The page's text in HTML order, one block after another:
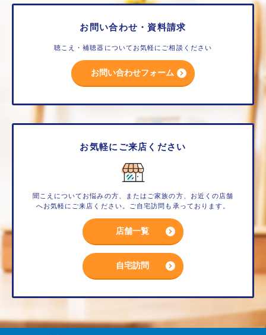
お問い合わせ・資料請求
聴こえ・補聴器についてお気軽にご相談ください
お問い合わせフォーム
お気軽にご来店ください
聞こえについてお悩みの方、またはご家族の方、お近くの店舗
へお気軽にご来店ください。ご自宅訪問も承っております。
店舗一覧
自宅訪問